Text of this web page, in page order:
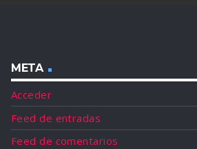
META
Acceder
Feed de entradas
Feed de comentarios